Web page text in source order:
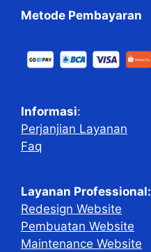
Metode Pembayaran
Informasi:
Perjanjian Layanan
Faq
Layanan Professional:
Redesign Website
Pembuatan Website
Maintenance Website